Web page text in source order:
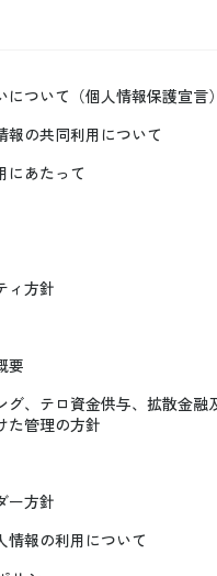
ついて（個人情報保護宣言）
報の共同利用について
にあたって
ィ方針
要
グ、テロ資金供与、拡散金融
た管理の方針
ー方針
情報の利用について